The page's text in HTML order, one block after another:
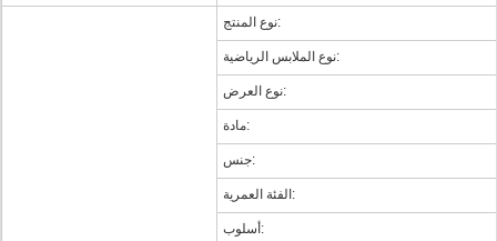
نوع المنتج:
نوع الملابس الرياضية:
نوع العرض:
مادة:
جنس:
الفئة العمرية:
أسلوب: